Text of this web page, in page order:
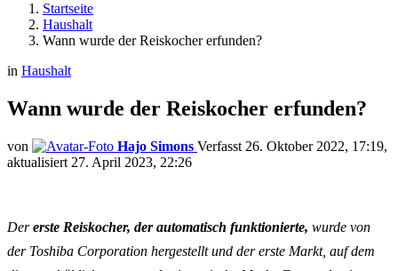
Startseite
Haushalt
Wann wurde der Reiskocher erfunden?
in Haushalt
Wann wurde der Reiskocher erfunden?
von Hajo Simons
26. Oktober 2022, 17:19
aktualisiert 27. April 2023, 22:26
Dererste Reiskocher, der automatisch funktionierte, wurde von
der Toshiba Corporation hergestellt und der erste Markt, auf dem